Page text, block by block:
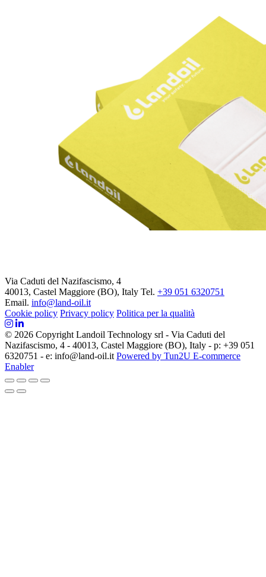
Via Caduti del Nazifascismo, 4
40013, Castel Maggiore (BO), Italy Tel. +39 051 6320751
Email. info@land-oil.it
Cookie policy Privacy policy Politica per la qualità
© 2026 Copyright Landoil Technology srl - Via Caduti del
Nazifascismo, 4 - 40013, Castel Maggiore (BO), Italy - p: +39 051
6320751 - e: info@land-oil.it Powered by Tun2U E-commerce
Enabler